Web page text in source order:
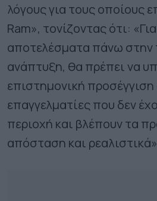
λόγους για τους οποίους
Ram», τονίζοντας ότι:
αποτελέσματα πάνω στην
ανάπτυξη, θα πρέπει να
επιστημονική
επαγγελματίες που δεν
περιοχή και βλέπουν τα
απόσταση και